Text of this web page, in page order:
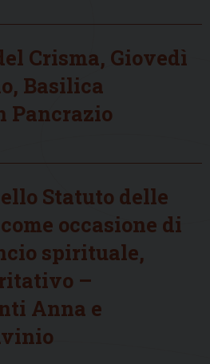
Crisma, Giovedì
Basilica
Pancrazio
Statuto delle
occasione di
spirituale,
–
Anna e